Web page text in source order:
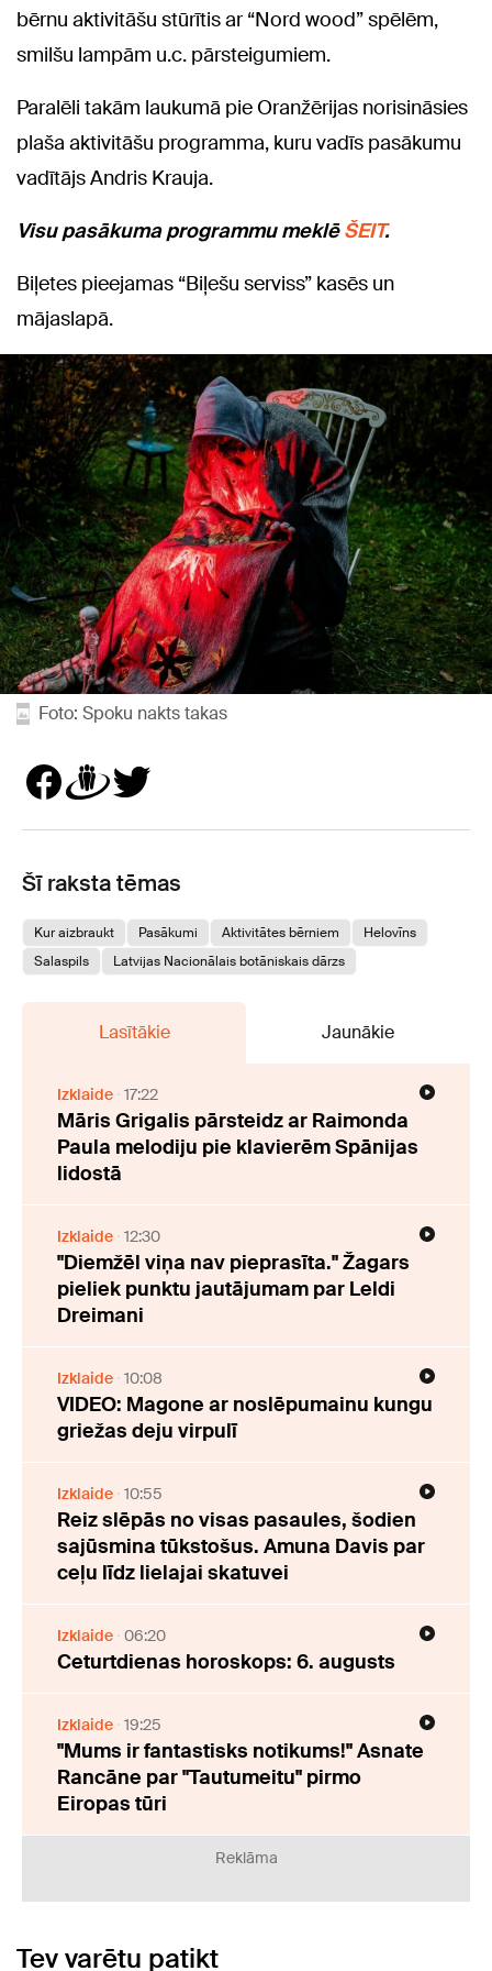
bērnu aktivitāšu stūrītis ar “Nord wood” spēlēm,
smilšu lampām u.c. pārsteigumiem.
Paralēli takām laukumā pie Oranžērijas norisināsies
plaša aktivitāšu programma, kuru vadīs pasākumu
vadītājs Andris Krauja.
Visu pasākuma programmu meklēŠEIT.
Biļetes pieejamas “Biļešu serviss” kasēs un
mājaslapā.
Foto: Spoku nakts takas
Šī raksta tēmas
Kur aizbraukt Pasākumi Aktivitātes bērniem
Helovīns
Salaspils
Latvijas Nacionālais botāniskais dārzs
Lasītākie Jaunākie
Izklaide 17:22
Māris Grigalis pārsteidz ar Raimonda
Paula melodiju pie klavierēm Spānijas
lidostā
Izklaide 12:30
"Diemžēl viņa nav pieprasīta." Žagars
pieliek punktu jautājumam par Leldi
Dreimani
Izklaide 10:08
VIDEO: Magone ar noslēpumainu kungu
griežas deju virpulī
Izklaide 10:55
Reiz slēpās no visas pasaules, šodien
sajūsmina tūkstošus. Amuna Davis par
ceļu līdz lielajai skatuvei
Izklaide 06:20
Ceturtdienas horoskops: 6. augusts
Izklaide 19:25
"Mums ir fantastisks notikums!" Asnate
Rancāne par "Tautumeitu" pirmo
Eiropas tūri
Reklāma
Tev varētu patikt